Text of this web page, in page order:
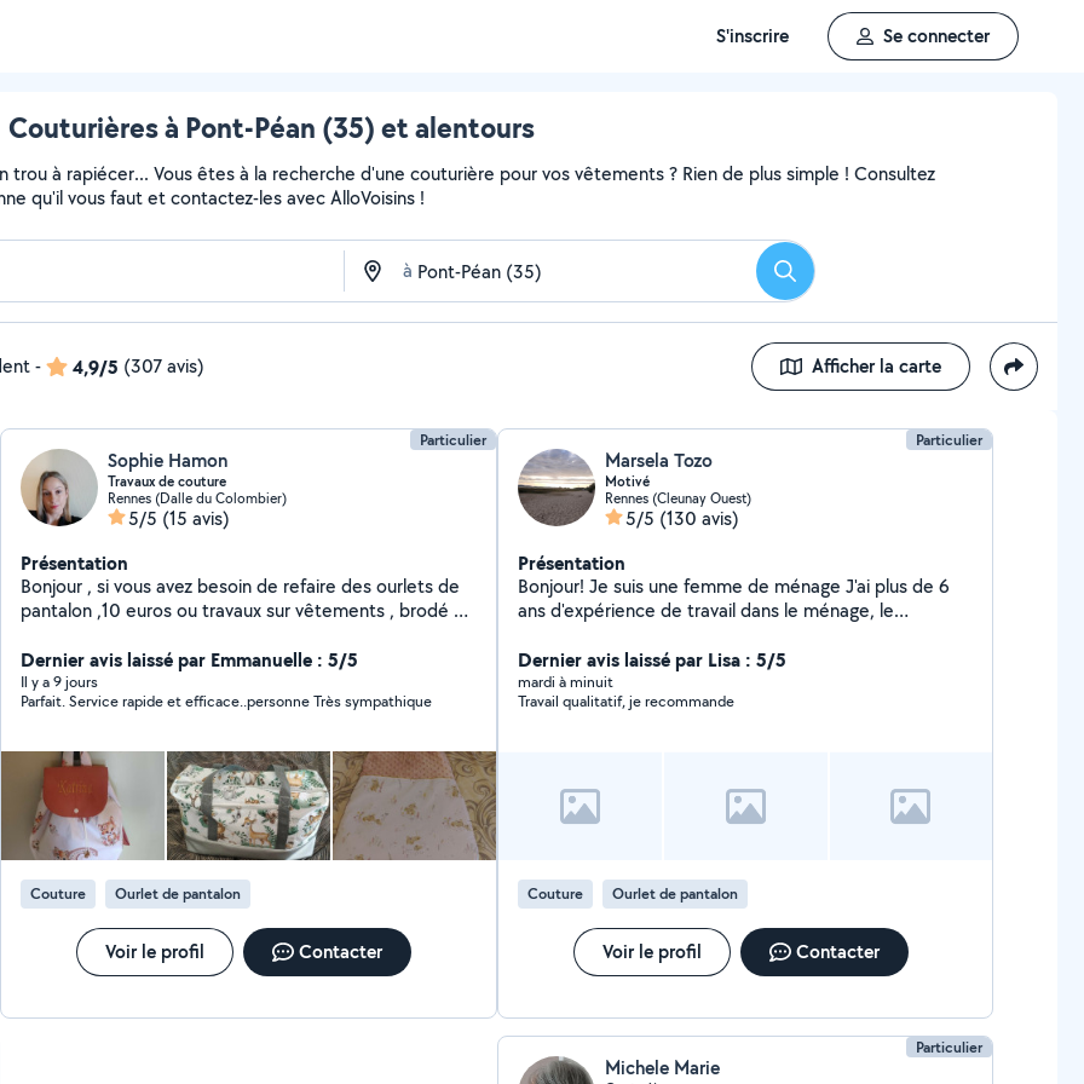
S'inscrire Se connecter
Couturières à Pont-Péan (35) et alentours
trou à rapiécer... Vous êtes à la recherche d'une couturière pour vos vêtements ? Rien de plus simple ! Consultez
qu'il vous faut et contactez-les avec AlloVoisins !
à Rechercher
- 4,9/5 (307 avis) Afficher la carte
Particulier
Sophie Hamon
Travaux de couture
Rennes (Dalle du Colombier)
5/5 (15 avis)
Présentation
Bonjour , si vous avez besoin de refaire des ourlets de
pantalon ,10 euros ou travaux sur vêtements , brodé un
créatrice pour enfants , sac a langer , sac a dos ,
gigoteuse personnalisé ...
Dernier avis laissé par Emmanuelle : 5/5
Il y a 9 jours
Parfait. Service rapide et efficace..personne Très sympathique
Couture Ourlet de pantalon
Voir le profil Contacter
Particulier
Marsela Tozo
Motivé
Rennes (Cleunay Ouest)
5/5 (130 avis)
Présentation
Bonjour! Je suis une femme de ménage J'ai plus de 6
ans d'expérience de travail dans le ménage, le
Cordialement Marsela
Dernier avis laissé par Lisa : 5/5
mardi à minuit
Travail qualitatif, je recommande
Couture Ourlet de pantalon
Voir le profil Contacter
Particulier
Michele Marie